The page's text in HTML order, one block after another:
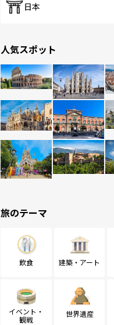
日本
人気スポット
旅のテーマ
飲食 建築・アート
イベント・
観戦
世界遺産